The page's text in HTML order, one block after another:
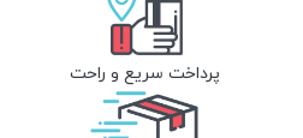
پرداخت سریع و راحت